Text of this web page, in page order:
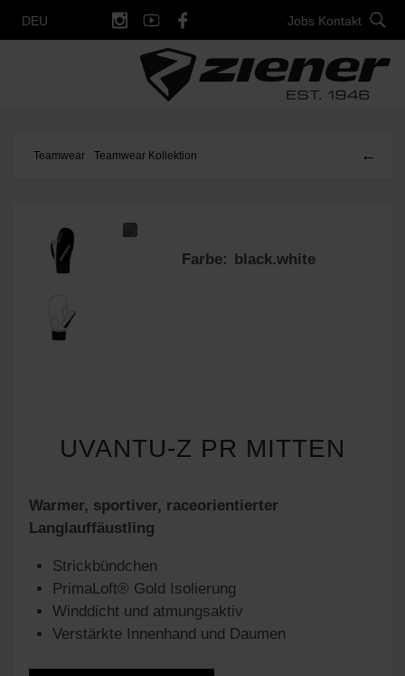
DEU Jobs Kontakt
Teamwear Teamwear Kollektion ←
Farbe:
UVANTU-Z PR MITTEN
Warmer, sportiver, raceorientierter
Langlauffäustling
Strickbündchen
PrimaLoft® Gold Isolierung
Winddicht und atmungsaktiv
Verstärkte Innenhand und Daumen